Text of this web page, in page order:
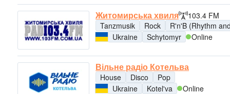
Житомирська хвиля
103.4 FM
Tanzmusik
Rock
R'n'B (Rhythm
Ukraine
Schytomyr Online
Вільне радіо Котельва
House Disco
Pop
Ukraine
Kotel'va Online